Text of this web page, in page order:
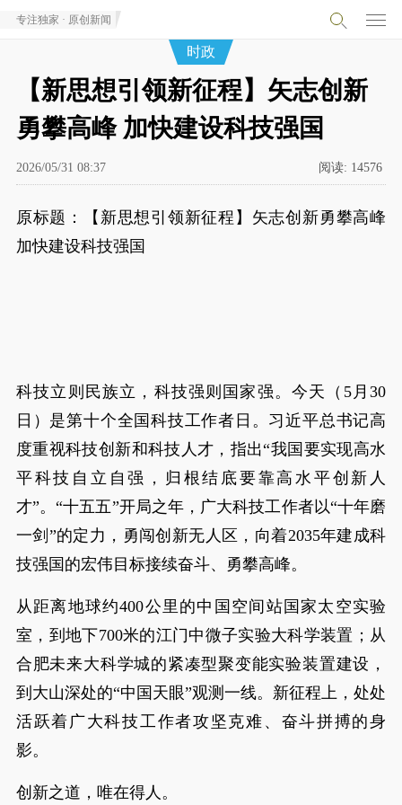
专注独家 · 原创新闻
时政
【新思想引领新征程】矢志创新
勇攀高峰 加快建设科技强国
2026/05/31 08:37 阅读: 14576
原标题：【新思想引领新征程】矢志创新勇攀高峰
加快建设科技强国
科技立则民族立，科技强则国家强。今天（5月30
日）是第十个全国科技工作者日。习近平总书记高
度重视科技创新和科技人才，指出“我国要实现高水
平科技自立自强，归根结底要靠高水平创新人
才”。“十五五”开局之年，广大科技工作者以“十年磨
一剑”的定力，勇闯创新无人区，向着2035年建成科
技强国的宏伟目标接续奋斗、勇攀高峰。
从距离地球约400公里的中国空间站国家太空实验
室，到地下700米的江门中微子实验大科学装置；从
合肥未来大科学城的紧凑型聚变能实验装置建设，
到大山深处的“中国天眼”观测一线。新征程上，处处
活跃着广大科技工作者攻坚克难、奋斗拼搏的身
影。
创新之道，唯在得人。